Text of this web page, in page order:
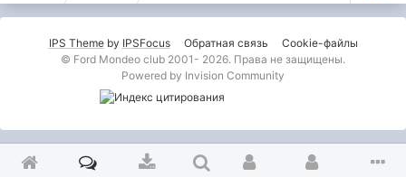
IPS Themeby IPSFocus Обратная связь
Cookie-файлы
© Ford Mondeo club 2001- 2026. Права не защищены.
Powered by Invision Community